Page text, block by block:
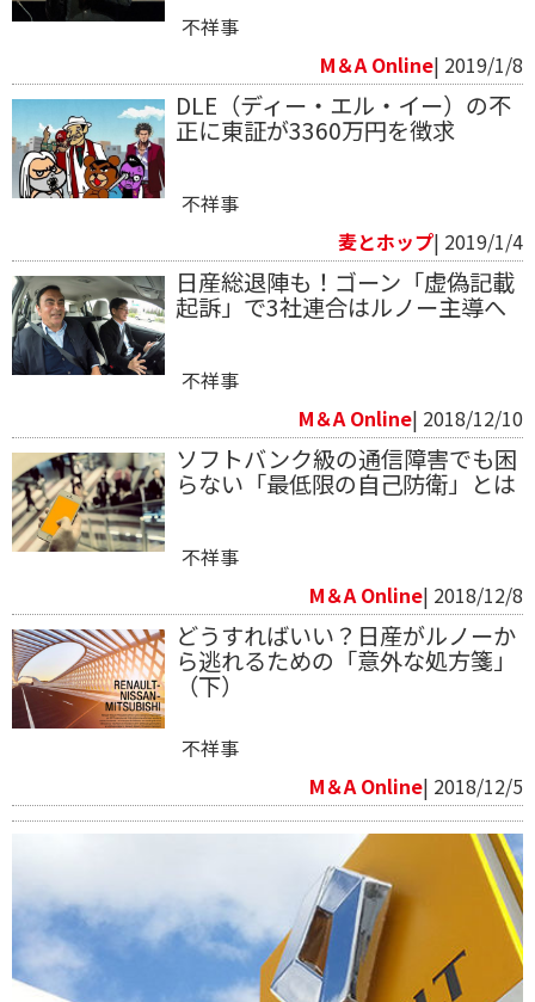
不祥事
M＆A Online| 2019/1/8
DLE（ディー・エル・イー）の不
正に東証が3360万円を徴求
不祥事
麦とホップ| 2019/1/4
日産総退陣も！ゴーン「虚偽記載
起訴」で3社連合はルノー主導へ
不祥事
M＆A Online| 2018/12/10
ソフトバンク級の通信障害でも困
らない「最低限の自己防衛」とは
不祥事
M＆A Online| 2018/12/8
どうすればいい？日産がルノーか
ら逃れるための「意外な処方箋」
（下）
不祥事
M＆A Online| 2018/12/5